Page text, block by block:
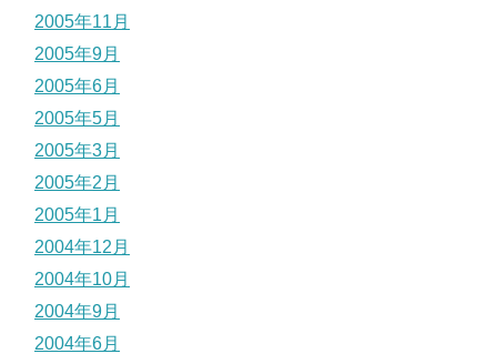
2005年11月
2005年9月
2005年6月
2005年5月
2005年3月
2005年2月
2005年1月
2004年12月
2004年10月
2004年9月
2004年6月